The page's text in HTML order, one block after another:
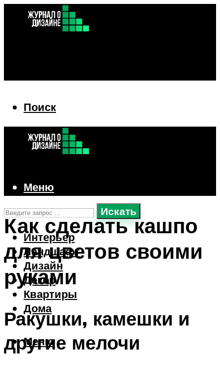
Поиск
Искать
Интерьер
Ландшафт
Дизайн
Декор
Квартиры
Дома
Меню
Меню
Как сделать кашпо
для цветов своими
руками
Ракушки, камешки и
другие мелочи